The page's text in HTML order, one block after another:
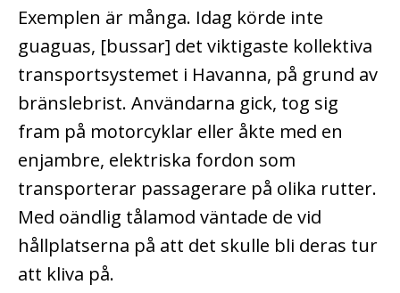
Exemplen är många. Idag körde inte
guaguas, [bussar] det viktigaste kollektiva
transportsystemet i Havanna, på grund av
bränslebrist. Användarna gick, tog sig
fram på motorcyklar eller åkte med en
enjambre, elektriska fordon som
transporterar passagerare på olika rutter.
Med oändlig tålamod väntade de vid
hållplatserna på att det skulle bli deras tur
att kliva på.